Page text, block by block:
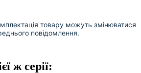
товару можуть змінюватися
повідомлення.
ж серії: